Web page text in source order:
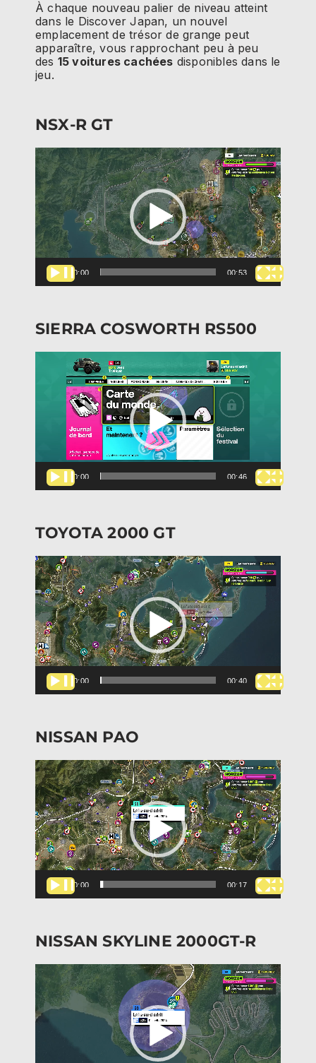
À chaque nouveau palier de niveau atteint
dans le Discover Japan, un nouvel
emplacement de trésor de grange peut
apparaître, vous rapprochant peu à peu
des 15 voitures cachées disponibles dans le
jeu.
NSX-R GT
Lecteur
vidéo
00:00 00:53
SIERRA COSWORTH RS500
Lecteur
00:00 00:46
TOYOTA 2000 GT
Lecteur
vidéo
00:00 00:40
NISSAN PAO
Lecteur
vidéo
00:00 00:17
NISSAN SKYLINE 2000GT-R
Lecteur
vidéo